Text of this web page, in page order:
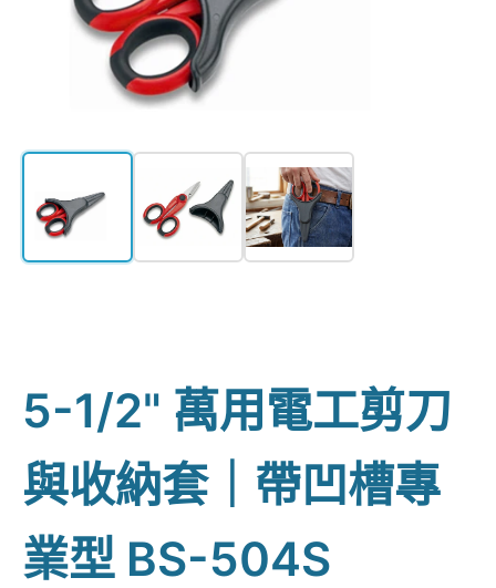
5-1/2" 萬用電工剪刀
與收納套｜帶凹槽專
業型 BS-504S